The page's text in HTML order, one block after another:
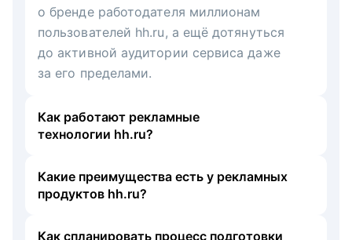
о бренде работодателя миллионам
пользователей hh.ru, а ещё дотянуться
до активной аудитории сервиса даже
за его пределами.
Как работают рекламные
технологии hh.ru?
Какие преимущества есть у рекламных
продуктов hh.ru?
Как спланировать процесс подготовки